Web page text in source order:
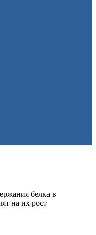
белка в
на их рост